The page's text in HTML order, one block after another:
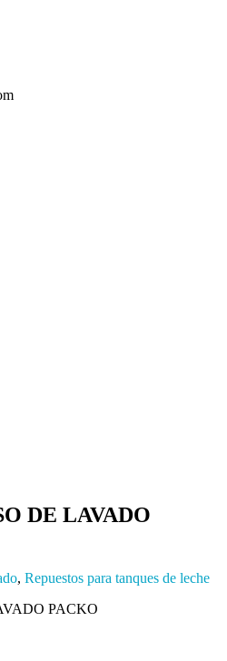
DE LAVADO
, Repuestos para tanques de leche
PACKO